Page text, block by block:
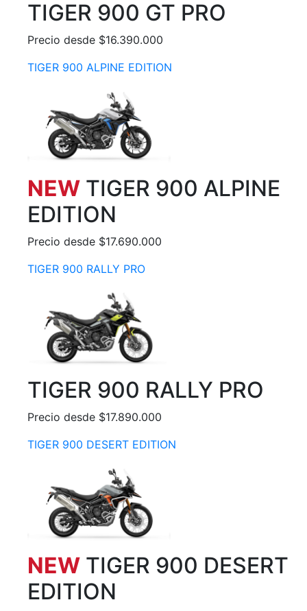
TIGER 900 GT PRO
Precio desde $16.390.000
TIGER 900 ALPINE EDITION
NEW TIGER 900 ALPINE
EDITION
Precio desde $17.690.000
TIGER 900 RALLY PRO
TIGER 900 RALLY PRO
Precio desde $17.890.000
TIGER 900 DESERT EDITION
NEW TIGER 900 DESERT
EDITION